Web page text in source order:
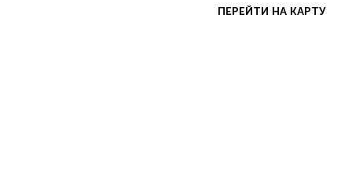
ПЕРЕЙТИ НА КАРТУ